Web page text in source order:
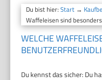
Du bist hier:Start →
Waffeleisen sind
WELCHE
Du kennst das sicher: Du